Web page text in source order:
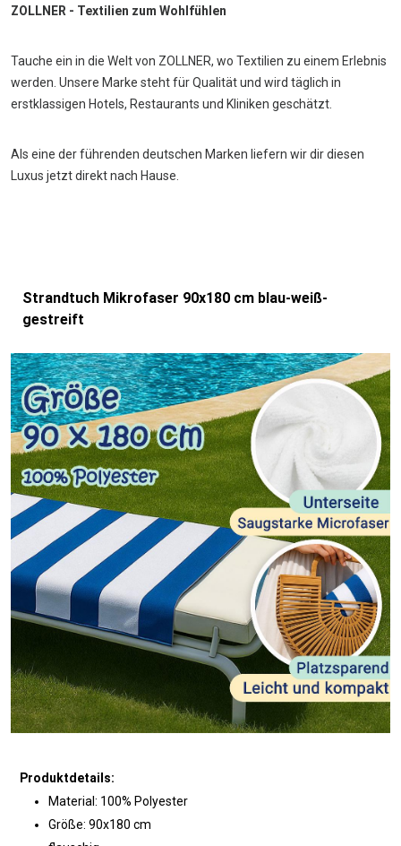
ZOLLNER - Textilien zum Wohlfühlen
Tauche ein in die Welt von ZOLLNER, wo Textilien zu einem Erlebnis
werden. Unsere Marke steht für Qualität und wird täglich in
erstklassigen Hotels, Restaurants und Kliniken geschätzt.
Als eine der führenden deutschen Marken liefern wir dir diesen
Luxus jetzt direkt nach Hause.
Strandtuch Mikrofaser 90x180 cm blau-weiß-
gestreift
Produktdetails:
Material: 100% Polyester
Größe: 90x180 cm